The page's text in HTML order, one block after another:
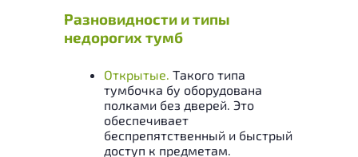
Разновидности и типы
недорогих тумб
Открытые. Такого типа
тумбочка бу оборудована
полками без дверей. Это
обеспечивает
беспрепятственный и быстрый
доступ к предметам.